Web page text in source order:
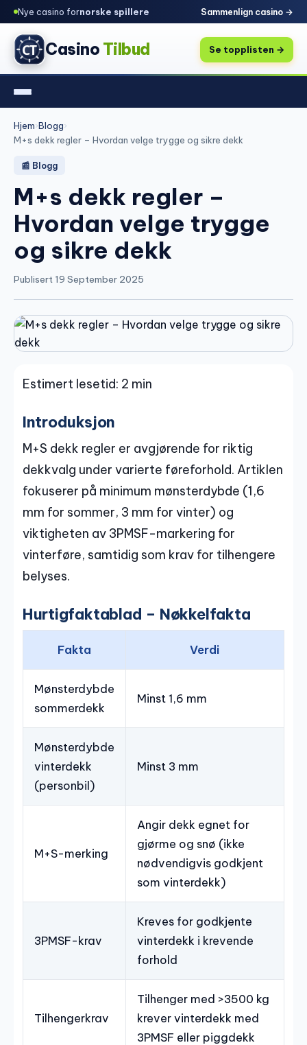
Nye casino fornorske spillere Sammenlign casino →
Casino Tilbud Se topplisten →
Hjem›Blogg›
M+s dekk regler – Hvordan velge trygge og sikre dekk
📰 Blogg
M+s dekk regler –
Hvordan velge trygge
og sikre dekk
Publisert 19 September 2025
Estimert lesetid: 2 min
Introduksjon
M+S dekk regler er avgjørende for riktig
dekkvalg under varierte føreforhold. Artiklen
fokuserer på minimum mønsterdybde (1,6
mm for sommer, 3 mm for vinter) og
viktigheten av 3PMSF-markering for
vinterføre, samtidig som krav for tilhengere
belyses.
Hurtigfaktablad – Nøkkelfakta
Fakta Verdi
Mønsterdybde
sommerdekk
Minst 1,6 mm
Mønsterdybde
vinterdekk
(personbil)
Minst 3 mm
M+S-merking
Angir dekk egnet for
gjørme og snø (ikke
nødvendigvis godkjent
som vinterdekk)
3PMSF-krav
Kreves for godkjente
vinterdekk i krevende
forhold
Tilhengerkrav
Tilhenger med >3500 kg
krever vinterdekk med
3PMSF eller piggdekk